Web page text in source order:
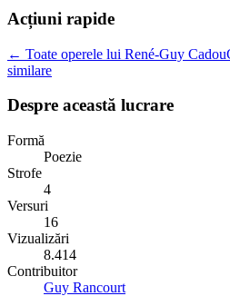
Acțiuni rapide
← Toate operele lui René-Guy Cadou
similare
Despre această lucrare
Formă
Poezie
Strofe
4
Versuri
16
Vizualizări
8.414
Contribuitor
Guy Rancourt